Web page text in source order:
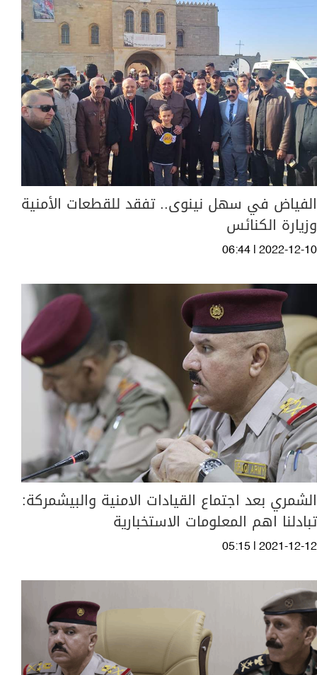
الفياض في سهل نينوى.. تفقد للقطعات الأمنية
وزيارة الكنائس
06:44 | 2022-12-10
الشمري بعد اجتماع القيادات الامنية والبيشمركة:
تبادلنا اهم المعلومات الاستخبارية
05:15 | 2021-12-12